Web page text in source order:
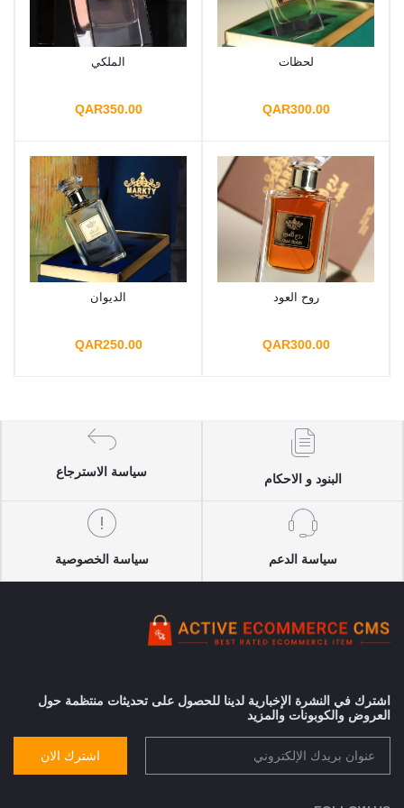
اضافة إلى السلة
لحظات
QAR300.00
اضافة إلى السلة
الملكي
QAR350.00
اضافة إلى السلة
روح العود
QAR300.00
اضافة إلى السلة
الديوان
QAR250.00
البنود و الاحكام
سياسة الاسترجاع
سياسة الدعم سياسة الخصوصية
اشترك في النشرة الإخبارية لدينا للحصول على تحديثات منتظمة حول
العروض والكوبونات والمزيد
اشترك الان